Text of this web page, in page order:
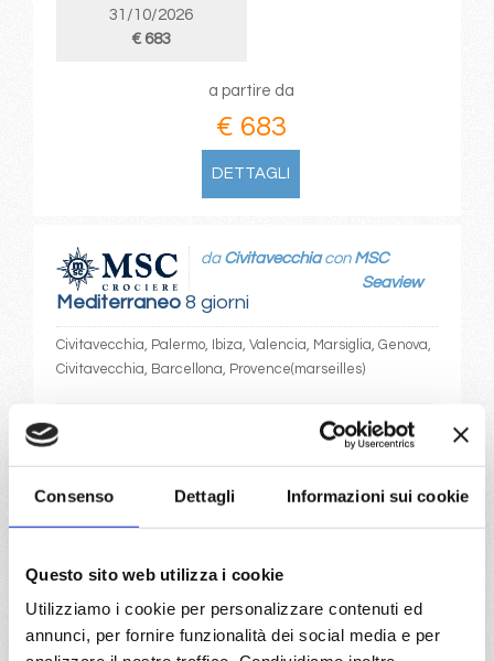
Consenso Dettagli Informazioni sui cookie
Questo sito web utilizza i cookie
Utilizziamo i cookie per personalizzare contenuti ed
annunci, per fornire funzionalità dei social media e per
31/10/2026
€ 683
a partire da
€ 683
DETTAGLI
Mediterraneo8 giorni
da Civitavecchiacon MSC
Seaview
Civitavecchia, Palermo, Ibiza, Valencia, Marsiglia, Genova,
Civitavecchia, Barcellona, Provence(marseilles)
11/10/2026
€ 753
18/10/2026
25/10/2026
a partire da
€ 683